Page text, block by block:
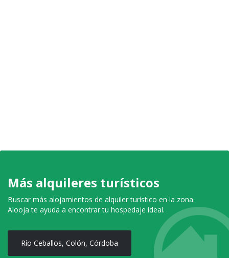
Más alquileres turísticos
Buscar más alojamientos de alquiler turístico en la zona.
Alooja te ayuda a encontrar tu hospedaje ideal.
Río Ceballos, Colón, Córdoba